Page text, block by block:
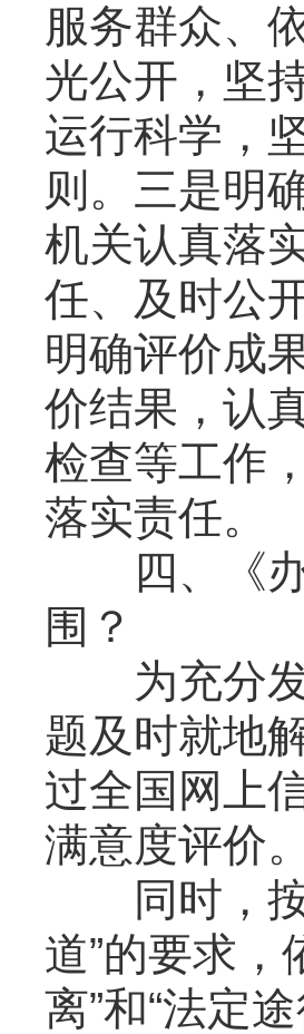
服务群众、
光公开，坚
运行科学，
则。三是明
机关认真落
任、及时公
明确评价成
价结果，认
检查等工作
落实责任。
四、《办
围？
为充分发
题及时就地
过全国网上
满意度评价。
同时，按
道”的要求，
离”和“法定